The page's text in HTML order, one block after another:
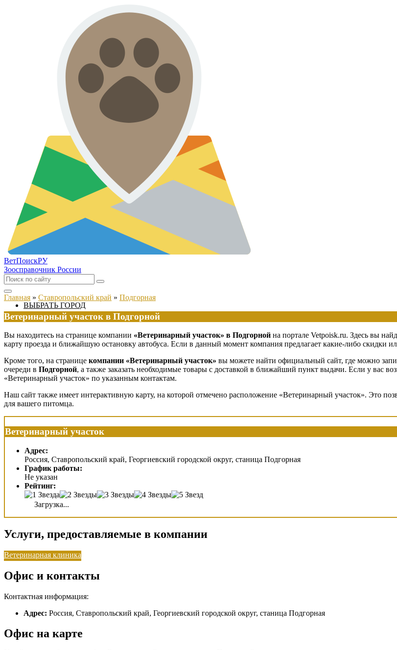
ВетПоискРУ
Зоосправочник России
ВЫБРАТЬ ГОРОД
Главная » Ставропольский край » Подгорная
Ветеринарный участок в Подгорной
Вы находитесь на странице компании «Ветеринарный участок» в Подгорной на портале Vetpoisk.ru. Здесь вы
карту проезда и ближайшую остановку автобуса. Если в данный момент компания предлагает какие-либо скидки
Кроме того, на странице компании «Ветеринарный участок» вы можете найти официальный сайт, где можно
очереди в Подгорной, а также заказать необходимые товары с доставкой в ближайший пункт выдачи. Если у вас
«Ветеринарный участок» по указанным контактам.
Наш сайт также имеет интерактивную карту, на которой отмечено расположение «Ветеринарный участок». Это
для вашего питомца.
Ветеринарный участок
Адрес:
Россия, Ставропольский край, Георгиевский городской округ, станица Подгорная
График работы:
Не указан
Рейтинг:
Загрузка...
Услуги, предоставляемые в компании
Ветеринарная клиника
Офис и контакты
Контактная информация:
Адрес: Россия, Ставропольский край, Георгиевский городской округ, станица Подгорная
Офис на карте